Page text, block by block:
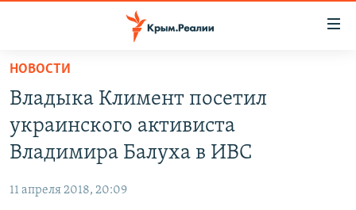
Вернуться
основному
содержанию
Вернутся
главной
навигации
СПЕЦПРОЕКТЫ
11 ЛЕТ ОККУПАЦИИ КРЫМА. 11 ИСТОРИЙ СОПРОТИВЛЕНИЯ
ВОДА
ЕЩЕ
НОВОСТИ
Владыка Климент посетил
украинского активиста
Владимира Балуха в ИВС
11 апреля 2018, 20:09